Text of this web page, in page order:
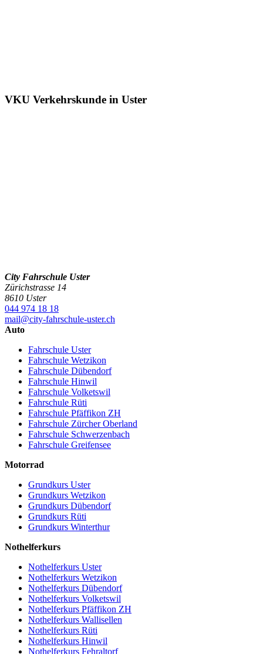
VKU Verkehrskunde in Uster
City Fahrschule Uster
Zürichstrasse 14
8610 Uster
044 974 18 18
mail@city-fahrschule-uster.ch
Auto
Fahrschule Uster
Fahrschule Wetzikon
Fahrschule Dübendorf
Fahrschule Hinwil
Fahrschule Volketswil
Fahrschule Rüti
Fahrschule Pfäffikon ZH
Fahrschule Zürcher Oberland
Fahrschule Schwerzenbach
Fahrschule Greifensee
Motorrad
Grundkurs Uster
Grundkurs Wetzikon
Grundkurs Dübendorf
Grundkurs Rüti
Grundkurs Winterthur
Nothelferkurs
Nothelferkurs Uster
Nothelferkurs Wetzikon
Nothelferkurs Dübendorf
Nothelferkurs Volketswil
Nothelferkurs Pfäffikon ZH
Nothelferkurs Wallisellen
Nothelferkurs Rüti
Nothelferkurs Hinwil
Nothelferkurs Fehraltorf